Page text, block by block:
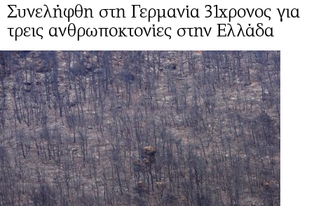
Συνελήφθη στη Γερμανία 31χρονος για
τρεις ανθρωποκτονίες στην Ελλάδα